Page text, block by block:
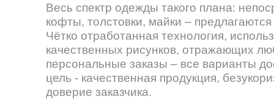
Весь спектр одежды такого плана:
кофты, толстовки, майки –
Чётко отработанная технология,
качественных рисунков, отражающих
персональные заказы – все варианты
цель - качественная продукция,
доверие заказчика.